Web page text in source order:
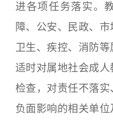
进各项任务落实。
障、公安、民政、市
卫生、疾控、消防等
适时对属地社会成
检查，对责任不落
负面影响的相关单